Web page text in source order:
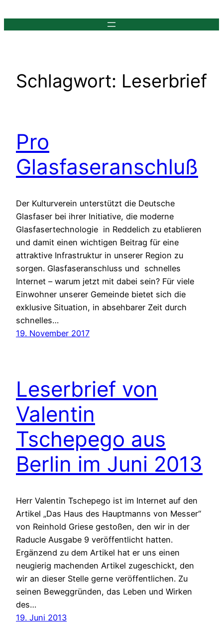
Schlagwort: Leserbrief
Pro
Glasfaseranschluß
Der Kulturverein unterstützt die Deutsche
Glasfaser bei ihrer Initiative, die moderne
Glasfasertechnologie in Reddelich zu etablieren
und damit einen wichtigen Beitrag für eine
attraktive Infrastruktur in unserer Region zu
sorgen. Glasfaseranschluss und schnelles
Internet – warum jetzt mit dabei sein? Für viele
Einwohner unserer Gemeinde bietet sich die
exklusive Situation, in absehbarer Zeit durch
schnelles…
19. November 2017
Leserbrief von
Valentin
Tschepego aus
Berlin im Juni 2013
Herr Valentin Tschepego ist im Internet auf den
Artikel „Das Haus des Hauptmanns von Messer“
von Reinhold Griese gestoßen, den wir in der
Raducle Ausgabe 9 veröffentlicht hatten.
Ergänzend zu dem Artikel hat er uns einen
neugierig machenden Artikel zugeschickt, den
wir an dieser Stelle gerne veröffentlichen. Zu
seinen Beweggründen, das Leben und Wirken
des…
19. Juni 2013